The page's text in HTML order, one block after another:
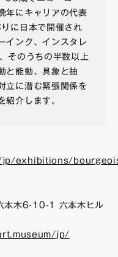
年にキャリアの代表
に日本で開催され
イング、インスタレ
そのうちの半数以上
と能動、具象と抽
立に潜む緊張関係を
紹介します。
jp/exhibitions/
木6-10-1 六本木ヒル
jp/